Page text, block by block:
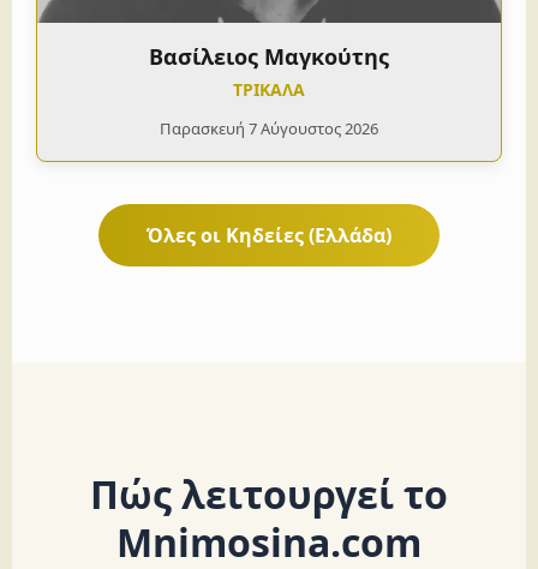
Βασίλειος Μαγκούτης
ΤΡΙΚΑΛΑ
Παρασκευή 7 Αύγουστος 2026
Όλες οι Κηδείες (Ελλάδα)
Πώς λειτουργεί το
Mnimosina.com